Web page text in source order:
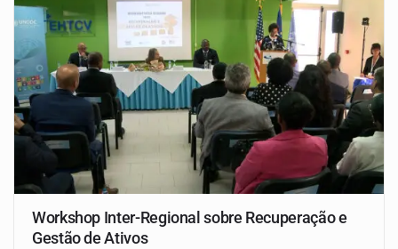
Workshop Inter-Regional sobre Recuperação e
Gestão de Ativos